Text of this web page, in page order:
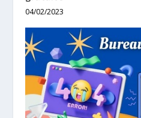
04/02/2023